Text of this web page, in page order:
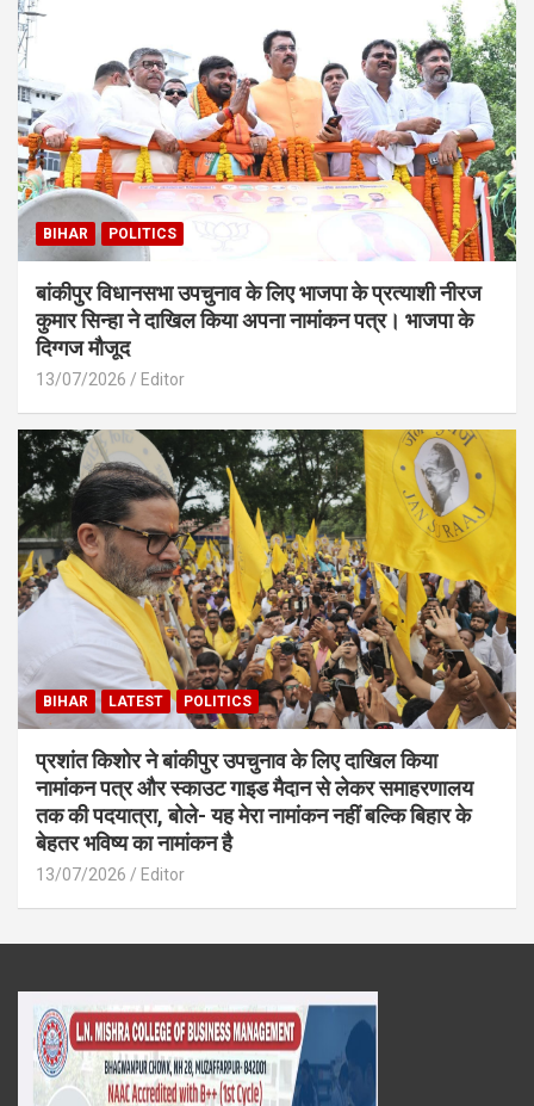
BIHAR POLITICS
बांकीपुर विधानसभा उपचुनाव के लिए भाजपा के प्रत्याशी नीरज
कुमार सिन्हा ने दाखिल किया अपना नामांकन पत्र। भाजपा के
दिग्गज मौजूद
13/07/2026 Editor
BIHAR LATEST POLITICS
प्रशांत किशोर ने बांकीपुर उपचुनाव के लिए दाखिल किया
नामांकन पत्र और स्काउट गाइड मैदान से लेकर समाहरणालय
तक की पदयात्रा, बोले- यह मेरा नामांकन नहीं बल्कि बिहार के
बेहतर भविष्य का नामांकन है
13/07/2026 Editor